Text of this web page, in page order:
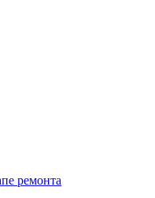
ремонта